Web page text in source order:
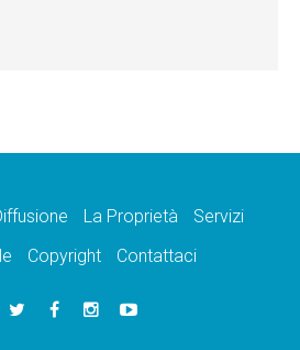
La Proprietà
Servizi
Copyright Contattaci